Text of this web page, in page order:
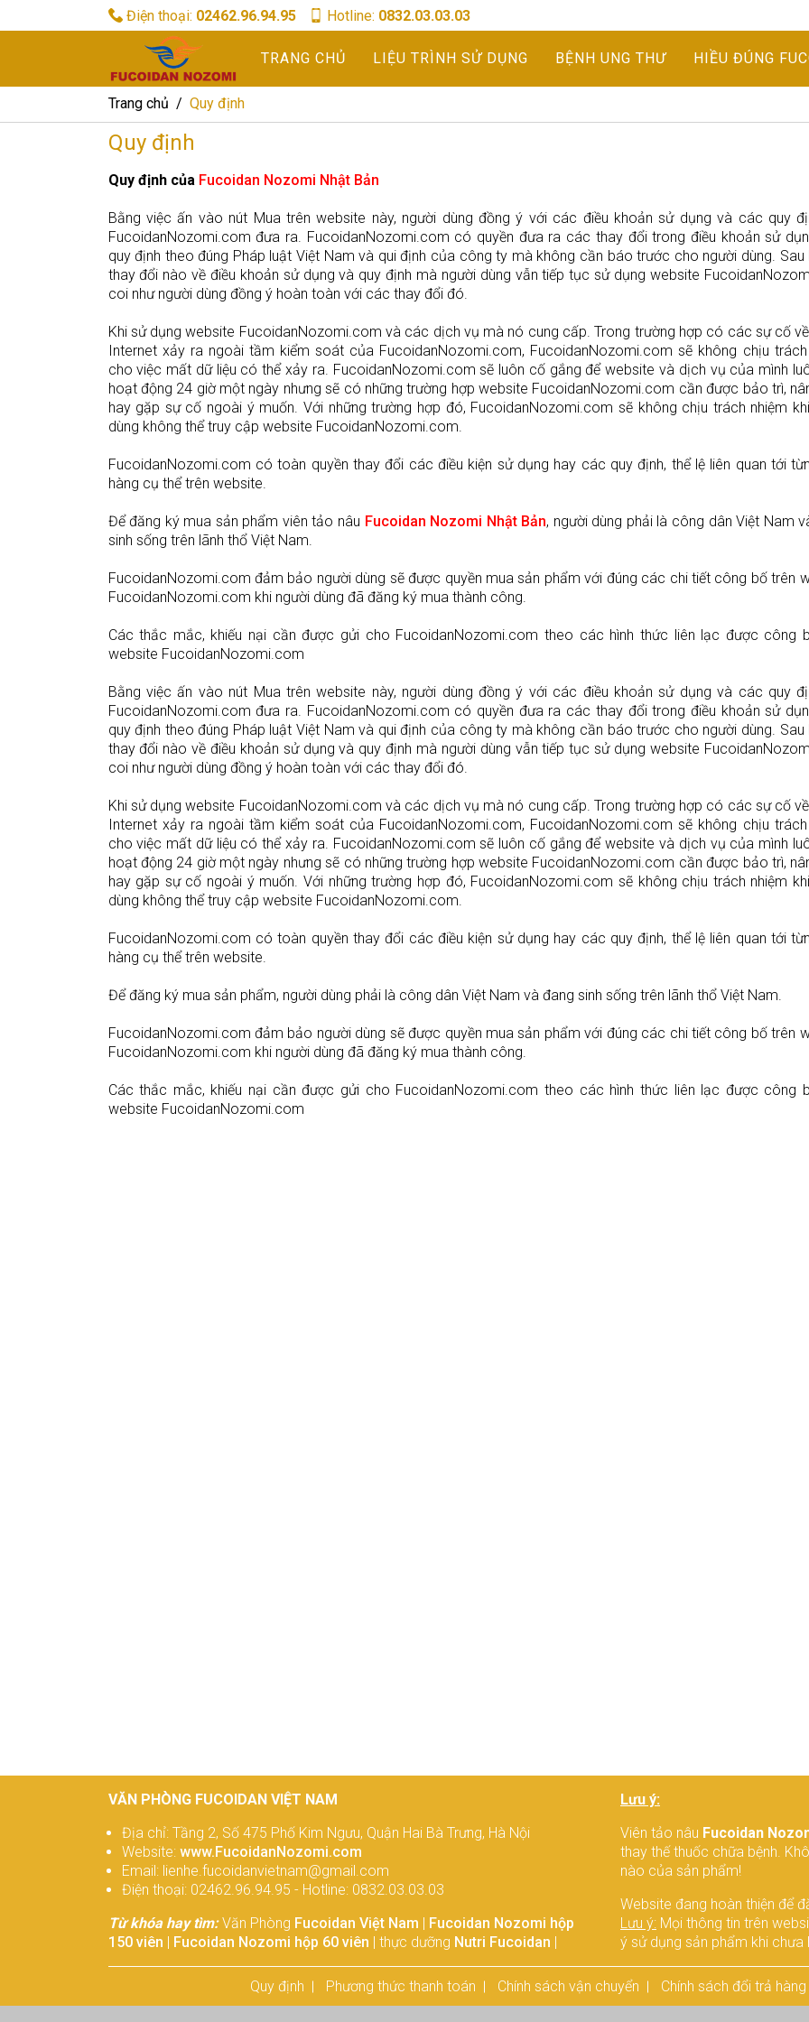
Điện thoại: 02462.96.94.95 Hotline: 0832.03.03.03
TRANG CHỦ LIỆU TRÌNH SỬ DỤNG BỆNH UNG THƯ HIỀU ĐÚNG
Trang chủ Quy định
Quy định
Quy định của Fucoidan Nozomi Nhật Bản
Bằng việc ấn vào nút Mua trên website này, người dùng đồng ý với các điều khoản sử dụng và các quy
FucoidanNozomi.com đưa ra. FucoidanNozomi.com có quyền đưa ra các thay đổi trong điều khoản sử
quy định theo đúng Pháp luật Việt Nam và qui định của công ty mà không cần báo trước cho người dùng.
thay đổi nào về điều khoản sử dụng và quy định mà người dùng vẫn tiếp tục sử dụng website
coi như người dùng đồng ý hoàn toàn với các thay đổi đó.
Khi sử dụng website FucoidanNozomi.com và các dịch vụ mà nó cung cấp. Trong trường hợp có các sự cố
Internet xảy ra ngoài tầm kiểm soát của FucoidanNozomi.com, FucoidanNozomi.com sẽ không chịu trách
cho việc mất dữ liệu có thể xảy ra. FucoidanNozomi.com sẽ luôn cố gắng để website và dịch vụ của mình
hoạt động 24 giờ một ngày nhưng sẽ có những trường hợp website FucoidanNozomi.com cần được bảo trì,
hay gặp sự cố ngoài ý muốn. Với những trường hợp đó, FucoidanNozomi.com sẽ không chịu trách nhiệm
dùng không thể truy cập website FucoidanNozomi.com.
FucoidanNozomi.com có toàn quyền thay đổi các điều kiện sử dụng hay các quy định, thể lệ liên quan tới
hàng cụ thể trên website.
Để đăng ký mua sản phẩm viên tảo nâu Fucoidan Nozomi Nhật Bản, người dùng phải là công dân Việt Nam
sinh sống trên lãnh thổ Việt Nam.
FucoidanNozomi.com đảm bảo người dùng sẽ được quyền mua sản phẩm với đúng các chi tiết công bố trên
FucoidanNozomi.com khi người dùng đã đăng ký mua thành công.
Các thắc mắc, khiếu nại cần được gửi cho FucoidanNozomi.com theo các hình thức liên lạc được công
website FucoidanNozomi.com
Bằng việc ấn vào nút Mua trên website này, người dùng đồng ý với các điều khoản sử dụng và các quy
FucoidanNozomi.com đưa ra. FucoidanNozomi.com có quyền đưa ra các thay đổi trong điều khoản sử
quy định theo đúng Pháp luật Việt Nam và qui định của công ty mà không cần báo trước cho người dùng.
thay đổi nào về điều khoản sử dụng và quy định mà người dùng vẫn tiếp tục sử dụng website
coi như người dùng đồng ý hoàn toàn với các thay đổi đó.
Khi sử dụng website FucoidanNozomi.com và các dịch vụ mà nó cung cấp. Trong trường hợp có các sự cố
Internet xảy ra ngoài tầm kiểm soát của FucoidanNozomi.com, FucoidanNozomi.com sẽ không chịu trách
cho việc mất dữ liệu có thể xảy ra. FucoidanNozomi.com sẽ luôn cố gắng để website và dịch vụ của mình
hoạt động 24 giờ một ngày nhưng sẽ có những trường hợp website FucoidanNozomi.com cần được bảo trì,
hay gặp sự cố ngoài ý muốn. Với những trường hợp đó, FucoidanNozomi.com sẽ không chịu trách nhiệm
dùng không thể truy cập website FucoidanNozomi.com.
FucoidanNozomi.com có toàn quyền thay đổi các điều kiện sử dụng hay các quy định, thể lệ liên quan tới
hàng cụ thể trên website.
Để đăng ký mua sản phẩm, người dùng phải là công dân Việt Nam và đang sinh sống trên lãnh thổ Việt Nam.
FucoidanNozomi.com đảm bảo người dùng sẽ được quyền mua sản phẩm với đúng các chi tiết công bố trên
FucoidanNozomi.com khi người dùng đã đăng ký mua thành công.
Các thắc mắc, khiếu nại cần được gửi cho FucoidanNozomi.com theo các hình thức liên lạc được công
website FucoidanNozomi.com
VĂN PHÒNG FUCOIDAN VIỆT NAM
Địa chỉ: Tầng 2, Số 475 Phố Kim Ngưu, Quận Hai Bà Trưng, Hà Nội
Website: www.FucoidanNozomi.com
Email: lienhe.fucoidanvietnam@gmail.com
Điện thoại: 02462.96.94.95 - Hotline: 0832.03.03.03
Từ khóa hay tìm:Văn Phòng Fucoidan Việt Nam | Fucoidan Nozomi hộp
150 viên | Fucoidan Nozomi hộp 60 viên | thực dưỡng Nutri Fucoidan |
Lưu ý:
Viên tảo nâu Fucoidan
thay thế thuốc chữa bệnh.
nào của sản phẩm!
Website đang hoàn thiện để
Lưu ý: Mọi thông tin trên
ý sử dụng sản phẩm khi
Quy định Phương thức thanh toán Chính sách vận chuyển Chính sách đổi trả hàng